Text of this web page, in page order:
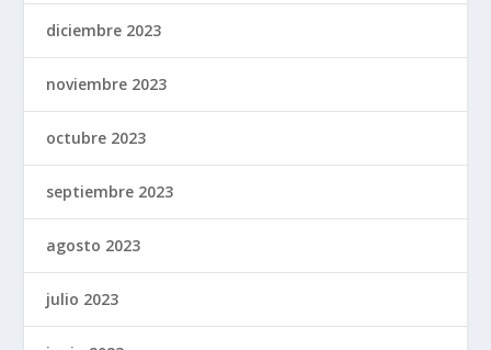
diciembre 2023
noviembre 2023
octubre 2023
septiembre 2023
agosto 2023
julio 2023